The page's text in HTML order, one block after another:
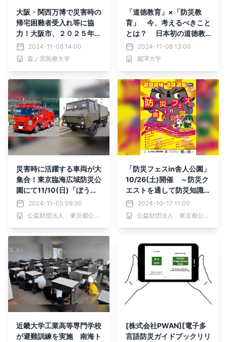
大阪・関西万博で災害時の
帰宅困難者受入れ等に協
力！大阪市、２０２５年日
本国際博覧会協会と協定を
締結
2024-11-08 14:00
森ノ宮医療大学
「道徳教育」×「防災教
育」 今、考えるべきこと
とは？ 日本初の道徳教
育に特化した大学院 学校
教育研究科による 道徳
教育学セミナー 12月15
2024-11-08 13:00
麗澤大学
災害時に活躍する車両が大
集合！東京臨海広域防災公
園にて11/10(日)「ぼうさ
いモーターショー2024」
開催！
2024-11-05 09:30
公益財団法人 東京都公園協会
「防災フェスin舎人公園」
10/26(土)開催 ～防災ク
エストを通して防災知識を
身につけよう～
2024-10-17 11:00
公益財団法人 東京都公園協会
近畿大学工業高等専門学校
が避難訓練を実施 南海ト
[株式会社PWAN][電子多
言語防災ガイドブックリリ